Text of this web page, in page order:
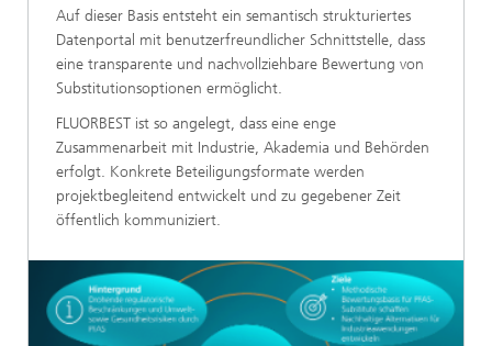
Auf dieser Basis entsteht ein semantisch strukturiertes
Datenportal mit benutzerfreundlicher Schnittstelle, dass
eine transparente und nachvollziehbare Bewertung von
Substitutionsoptionen ermöglicht.
FLUORBEST ist so angelegt, dass eine enge
Zusammenarbeit mit Industrie, Akademia und Behörden
erfolgt. Konkrete Beteiligungsformate werden
projektbegleitend entwickelt und zu gegebener Zeit
öffentlich kommuniziert.